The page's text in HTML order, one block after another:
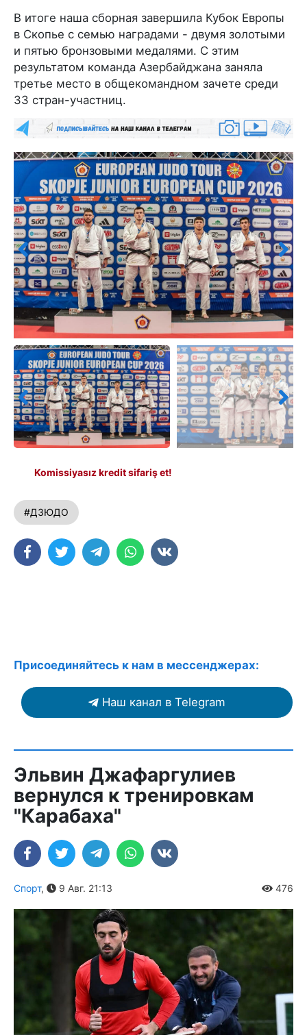
В итоге наша сборная завершила Кубок Европы
в Скопье с семью наградами - двумя золотыми
и пятью бронзовыми медалями. С этим
результатом команда Азербайджана заняла
третье место в общекомандном зачете среди
33 стран-участниц.
Komissiyasız kredit sifariş et!
#ДЗЮДО
Присоединяйтесь к нам в мессенджерах:
Наш канал в Telegram
Эльвин Джафаргулиев
вернулся к тренировкам
"Карабаха"
Спорт, 9 Авг. 21:13 476